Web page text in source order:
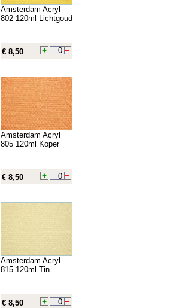
Amsterdam Acryl
802 120ml Lichtgoud
€ 8,50
Amsterdam Acryl
805 120ml Koper
€ 8,50
Amsterdam Acryl
815 120ml Tin
€ 8,50